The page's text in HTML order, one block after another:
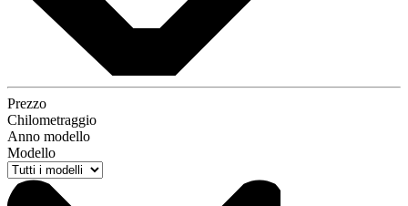
Prezzo
Chilometraggio
Anno modello
Modello